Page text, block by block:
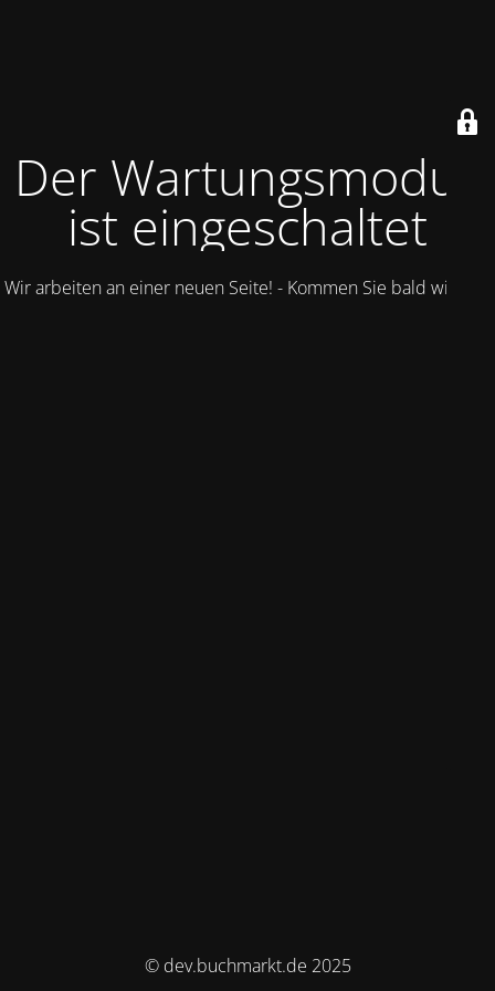
Der Wartungsmodus
ist eingeschaltet
Wir arbeiten an einer neuen Seite! - Kommen Sie bald wieder.
© dev.buchmarkt.de 2025